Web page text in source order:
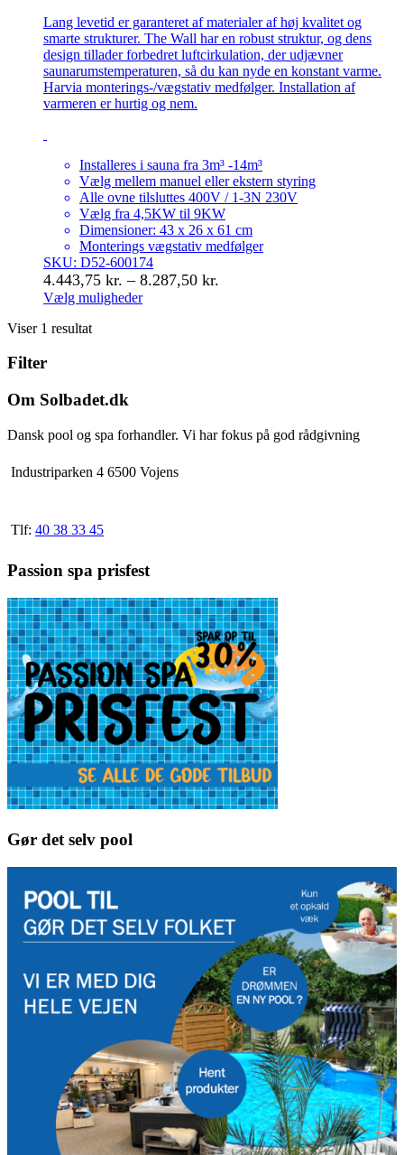
Lang levetid er garanteret af materialer af høj kvalitet og
smarte strukturer. The Wall har en robust struktur, og dens
design tillader forbedret luftcirkulation, der udjævner
saunarumstemperaturen, så du kan nyde en konstant varme.
Harvia monterings-/vægstativ medfølger. Installation af
varmeren er hurtig og nem.
Installeres i sauna fra 3m³ -14m³
Vælg mellem manuel eller ekstern styring
Alle ovne tilsluttes 400V / 1-3N 230V
Vælg fra 4,5KW til 9KW
Dimensioner: 43 x 26 x 61 cm
Monterings vægstativ medfølger
SKU: D52-600174
4.443,75 kr. – 8.287,50 kr.
Vælg muligheder
vare
flere
Mulighederne
kan
vælges
på
Viser 1 resultat
Filter
Om Solbadet.dk
Dansk pool og spa forhandler. Vi har fokus på god rådgivning
Industriparken 4 6500 Vojens
Tlf: 40 38 33 45
Passion spa prisfest
Gør det selv pool